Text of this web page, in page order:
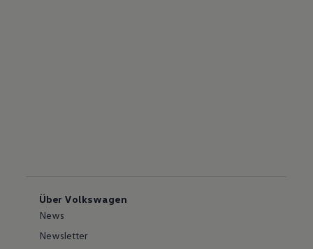
Über Volkswagen
News
Newsletter